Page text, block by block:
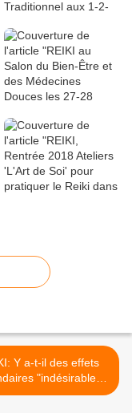
Y a-t-il des effets
"indésirables"
avec le Reiki ? >